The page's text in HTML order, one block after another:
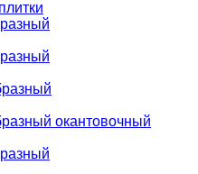
окантовочный